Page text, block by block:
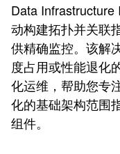
Data Infrastructure
动构建拓扑并关联
供精确监控。该解
度占用或性能退化
化运维，帮助您专
化的基础架构范围
组件。